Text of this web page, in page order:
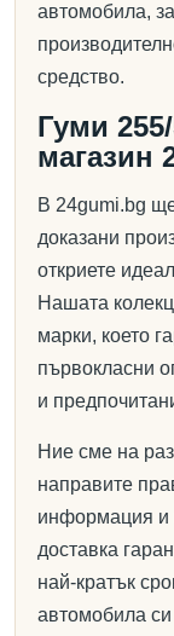
автомобила,
средство.
Гуми
магазин
В 24gumi.bg
доказани
откриете
Нашата
марки, което
първокласни
и
Ние сме на
направите
информация и
доставка
най-кратък
автомобила